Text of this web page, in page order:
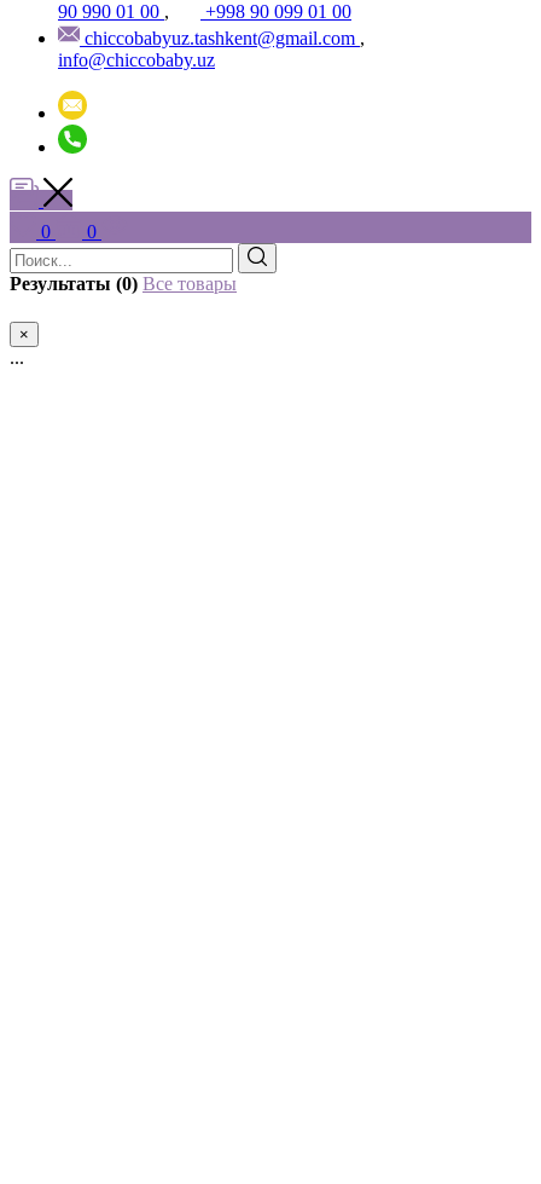
90 990 01 00 ,
+998 90 099 01 00
chiccobabyuz.tashkent@gmail.com ,
info@chiccobaby.uz
0 0
Результаты (0) Все товары
×
...